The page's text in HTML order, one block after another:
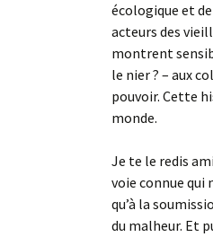
écologique et de
acteurs des
montrent
le nier ? – aux
pouvoir. Cette
monde.
Je te le redis
voie connue qui
qu’à la
du malheur. Et